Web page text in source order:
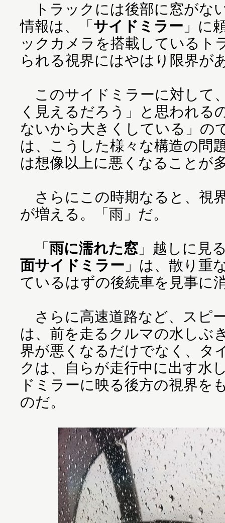
トラックには後部に窓がな
情報は、「サイドミラー 」に
ックカメラを搭載しているト
られる視界にはやはり限界が
このサイドミラーに対して
く見えるだろう」と思われる
ないから大きくしている」の
は、こうした様々な構造の問
は想像以上に悪くなることが
さらにこの時期なると、視
が増える。「雨」だ。
「雨に濡れた窓 」越しに見
面サイドミラー 」は、散り重
ているはずの後続車を見事に
さらに高速道路など、スピ
は、前を走るクルマの水しぶ
界が悪くなるだけでなく、タ
クは、自らが走行中に出す水
ドミラーに映る後方の視界を
のだ。